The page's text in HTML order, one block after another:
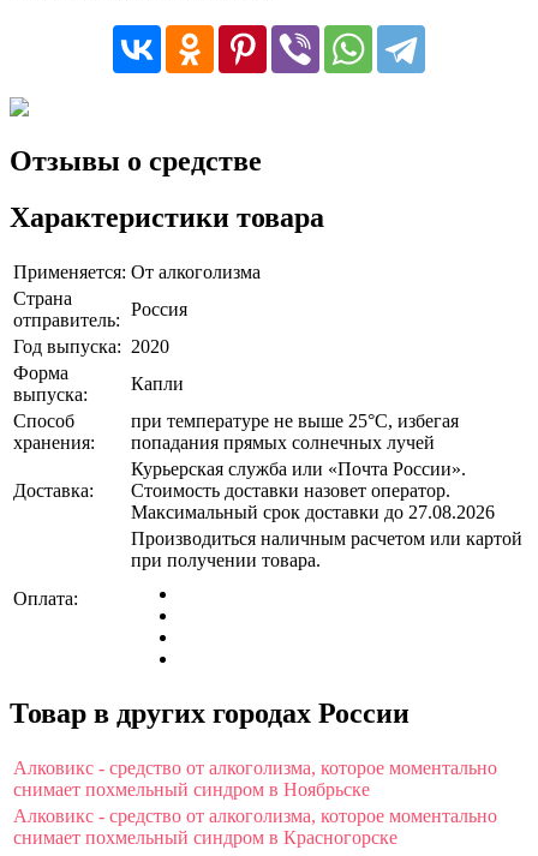
Отзывы о средстве
Характеристики товара
Применяется: От алкоголизма
Страна
отправитель:
Россия
Год выпуска: 2020
Форма
выпуска:
Капли
Способ
хранения:
при температуре не выше 25°C, избегая
попадания прямых солнечных лучей
Доставка:
Курьерская служба или «Почта России».
Стоимость доставки назовет оператор.
Максимальный срок доставки до 27.08.2026
Оплата:
Производиться наличным расчетом или картой
при получении товара.
Товар в других городах России
Алковикс - средство от алкоголизма, которое моментально
снимает похмельный синдром в Ноябрьске
Алковикс - средство от алкоголизма, которое моментально
снимает похмельный синдром в Красногорске